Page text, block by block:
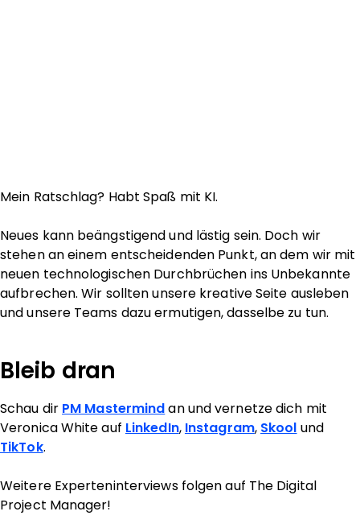
Mein Ratschlag? Habt Spaß mit KI.
Neues kann beängstigend und lästig sein. Doch wir
stehen an einem entscheidenden Punkt, an dem wir mit
neuen technologischen Durchbrüchen ins Unbekannte
aufbrechen. Wir sollten unsere kreative Seite ausleben
und unsere Teams dazu ermutigen, dasselbe zu tun.
Bleib dran
Schau dir PM Mastermind an und vernetze dich mit
Veronica White auf LinkedIn, Instagram, Skool und
TikTok.
Weitere Experteninterviews folgen auf The Digital
Project Manager!